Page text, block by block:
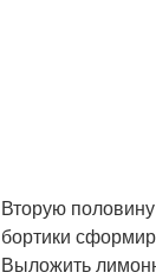
Вторую
бортики
Выложить